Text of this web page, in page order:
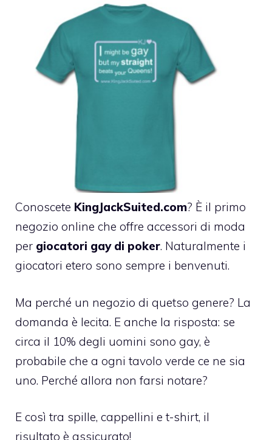
Conoscete KingJackSuited.com? È il primo
negozio online che offre accessori di moda
per giocatori gay di poker. Naturalmente i
giocatori etero sono sempre i benvenuti.
Ma perché un negozio di quetso genere? La
domanda è lecita. E anche la risposta: se
circa il 10% degli uomini sono gay, è
probabile che a ogni tavolo verde ce ne sia
uno. Perché allora non farsi notare?
E così tra spille, cappellini e t-shirt, il
risultato è assicurato!